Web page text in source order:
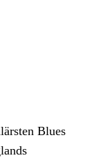
Blues